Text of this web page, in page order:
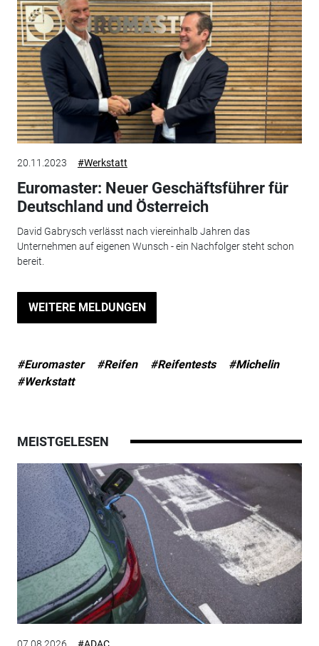
20.11.2023 #Werkstatt
Euromaster: Neuer Geschäftsführer für
Deutschland und Österreich
David Gabrysch verlässt nach viereinhalb Jahren das
Unternehmen auf eigenen Wunsch - ein Nachfolger steht schon
bereit.
WEITERE MELDUNGEN
#Euromaster #Reifen #Reifentests
#Michelin
#Werkstatt
MEISTGELESEN
07.08.2026 #ADAC